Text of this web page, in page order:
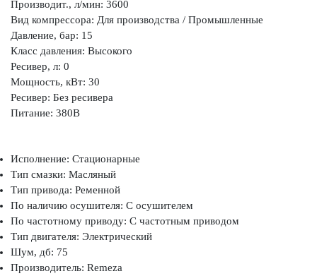
Производит., л/мин: 3600
Вид компрессора: Для производства / Промышленные
Давление, бар: 15
Класс давления: Высокого
Ресивер, л: 0
Мощность, кВт: 30
Ресивер: Без ресивера
Питание: 380В
Исполнение: Стационарные
Тип смазки: Масляный
Тип привода: Ременной
По наличию осушителя: С осушителем
По частотному приводу: С частотным приводом
Тип двигателя: Электрический
Шум, дб: 75
Производитель: Remeza